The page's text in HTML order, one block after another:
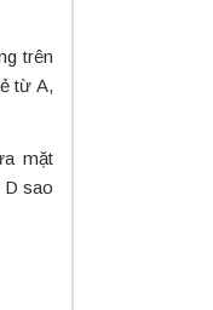
trên
từ A,
mặt
sao